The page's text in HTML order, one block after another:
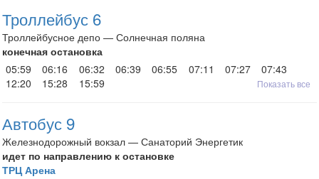
Троллейбус 6
Троллейбусное депо — Солнечная поляна
конечная остановка
05:59
06:16 06:32 06:39 06:55 07:11 07:27
07:43
12:20
15:28 15:59 Показать все
Автобус 9
Железнодорожный вокзал — Санаторий Энергетик
идет по направлению к остановке
ТРЦ Арена